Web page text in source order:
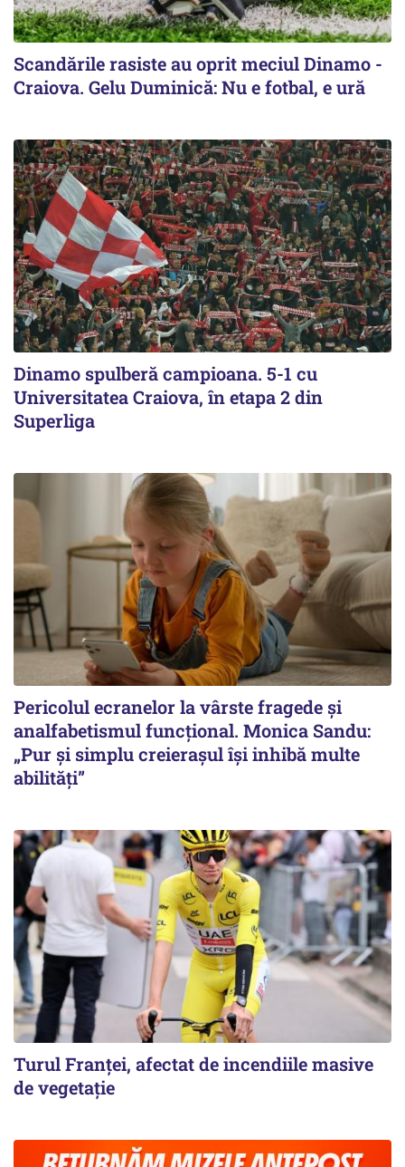
Scandările rasiste au oprit meciul Dinamo -
Craiova. Gelu Duminică: Nu e fotbal, e ură
Dinamo spulberă campioana. 5-1 cu
Universitatea Craiova, în etapa 2 din
Superliga
Pericolul ecranelor la vârste fragede și
analfabetismul funcțional. Monica Sandu:
„Pur și simplu creierașul își inhibă multe
abilități”
Turul Franţei, afectat de incendiile masive
de vegetaţie